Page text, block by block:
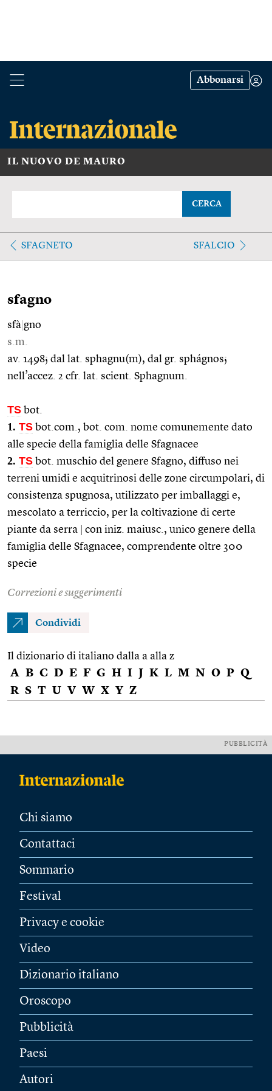
Abbonarsi
IL NUOVO DE MAURO
CERCA
SFAGNETO SFALCIO
sfagno
sfà gno
s.m.
av. 1498; dal lat. sphagnu(m), dal gr. sphágnos;
nell’accez. 2 cfr. lat. scient. Sphagnum.
TS bot.
1. TS bot.com., bot. com. nome comunemente dato
alle specie della famiglia delle Sfagnacee
2. TS bot. muschio del genere Sfagno, diffuso nei
terreni umidi e acquitrinosi delle zone circumpolari, di
consistenza spugnosa, utilizzato per imballaggi e,
mescolato a terriccio, per la coltivazione di certe
piante da serra
con iniz. maiusc., unico genere della
famiglia delle Sfagnacee, comprendente oltre 300
specie
Correzioni e suggerimenti
Condividi
Il dizionario di italiano dalla a alla z
A B C D E F G H I J K L M N O P Q
R S T U V W X Y Z
PUBBLICITÀ
Chi siamo
Contattaci
Sommario
Festival
Privacy e cookie
Video
Dizionario italiano
Oroscopo
Pubblicità
Paesi
Autori